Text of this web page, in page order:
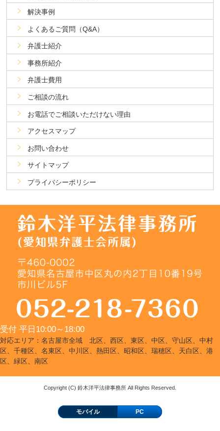
解決事例
よくあるご質問（Q&A）
弁護士紹介
事務所紹介
弁護士費用
ご相談の流れ
お電話でご相談いただけない理由
アクセスマップ
お問い合わせ
サイトマップ
プライバシーポリシー
受付 平日10:00～18:00
対応エリア：名古屋市全域 北区、西区、東区、中区、守山区、中村
区、千種区、名東区、中川区、熱田区、昭和区、瑞穂区、天白区、港
区、緑区、南区
Copyright (C) 鈴木洋平法律事務所 All Rights Reserved.
モバイル PC